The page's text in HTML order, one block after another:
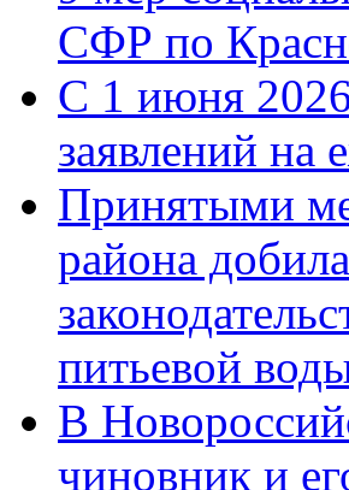
СФР по
С 1 июня
заявлений на
Принятыми
района
питьевой
В
чиновник и